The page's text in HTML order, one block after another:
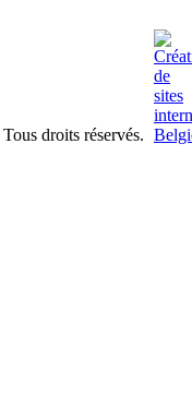
droits réservés.